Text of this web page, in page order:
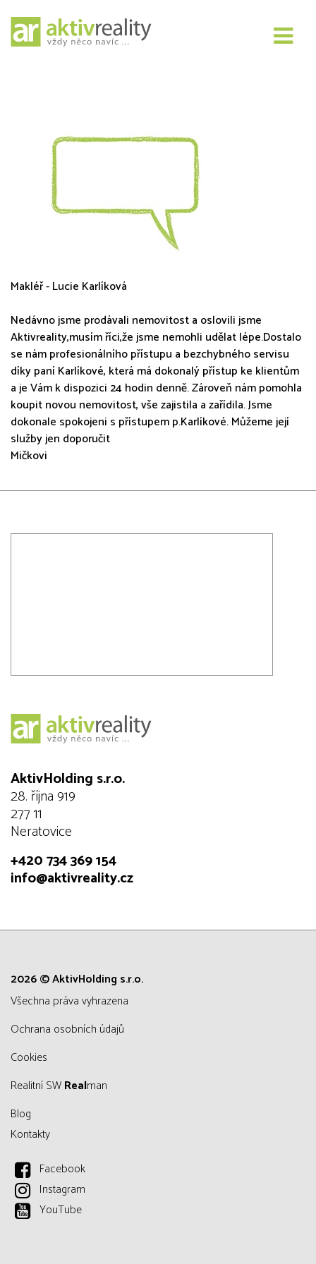
Makléř - Lucie Karlíková
Nedávno jsme prodávali nemovitost a oslovili jsme
Aktivreality,musím říci,že jsme nemohli udělat lépe.Dostalo
se nám profesionálního přístupu a bezchybného servisu
díky paní Karlíkové, která má dokonalý přístup ke klientům
a je Vám k dispozici 24 hodin denně. Zároveň nám pomohla
koupit novou nemovitost, vše zajistila a zařídila. Jsme
dokonale spokojeni s přístupem p.Karlíkové. Můžeme její
služby jen doporučit
Mičkovi
AktivHolding s.r.o.
28. října 919
277 11
Neratovice
+420 734 369 154
info@aktivreality.cz
2026 © AktivHolding s.r.o.
všechna práva vyhrazena
Ochrana osobních údajů
Cookies
Realitní SWRealman
Blog
Kontakty
Facebook
Instagram
YouTube